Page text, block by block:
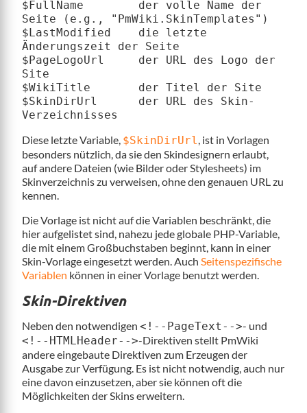
$FullName        der volle Name der
Seite (e.g., "PmWiki.SkinTemplates")
$LastModified    die letzte
Änderungszeit der Seite
$PageLogoUrl     der URL des Logo der
Site
$WikiTitle       der Titel der Site
$SkinDirUrl      der URL des Skin-
Diese letzte Variable, $SkinDirUrl, ist in Vorlagen
besonders nützlich, da sie den Skindesignern erlaubt,
auf andere Dateien (wie Bilder oder Stylesheets) im
Skinverzeichnis zu verweisen, ohne den genauen URL zu
kennen.
Die Vorlage ist nicht auf die Variablen beschränkt, die
hier aufgelistet sind, nahezu jede globale PHP-Variable,
die mit einem Großbuchstaben beginnt, kann in einer
Skin-Vorlage eingesetzt werden. Auch Seitenspezifische
Variablen können in einer Vorlage benutzt werden.
Skin-Direktiven
Neben den notwendigen <!--PageText-->- und
<!--HTMLHeader-->-Direktiven stellt PmWiki
andere eingebaute Direktiven zum Erzeugen der
Ausgabe zur Verfügung. Es ist nicht notwendig, auch nur
eine davon einzusetzen, aber sie können oft die
Möglichkeiten der Skins erweitern.